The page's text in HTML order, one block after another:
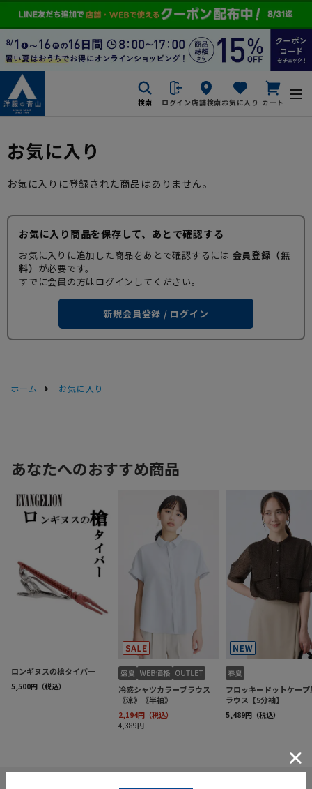
検索 ログイン店舗検索お気に入り カート
お気に入り
お気に入りに登録された商品はありません。
お気に入り商品を保存して、あとで確認する
お気に入りに追加した商品をあとで確認するには 会員登録（無
料） が必要です。
すでに会員の方はログインしてください。
新規会員登録 / ログイン
ホーム お気に入り